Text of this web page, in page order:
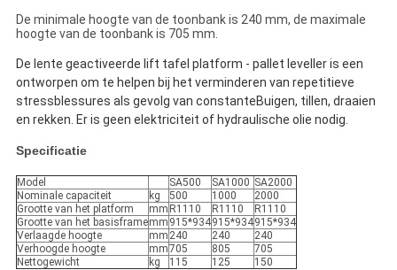
De minimale hoogte van de toonbank is 240 mm, de maximale
hoogte van de toonbank is 705 mm.
De lente geactiveerde lift tafel platform - pallet leveller is een
ontworpen om te helpen bij het verminderen van repetitieve
stressblessures als gevolg van constanteBuigen, tillen, draaien
en rekken. Er is geen elektriciteit of hydraulische olie nodig.
Specificatie
Model SA500 SA1000 SA2000
Nominale capaciteit
kg 500 1000
2000
Grootte van het platform
mm R1110 R1110
R1110
Grootte van het basisframemm 915*934915*934915*934
Verlaagde hoogte
mm 240 240
240
Verhoogde hoogte
mm705 805
705
Nettogewicht
kg 115 125 150